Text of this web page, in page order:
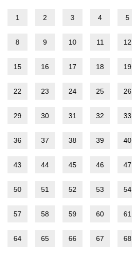
1 2 3 4 5
8 9 10 11 12
15 16 17 18 19
22 23 24 25 26
29 30 31 32 33
36 37 38 39 40
43 44 45 46 47
50 51 52 53 54
57 58 59 60 61
64 65 66 67 68